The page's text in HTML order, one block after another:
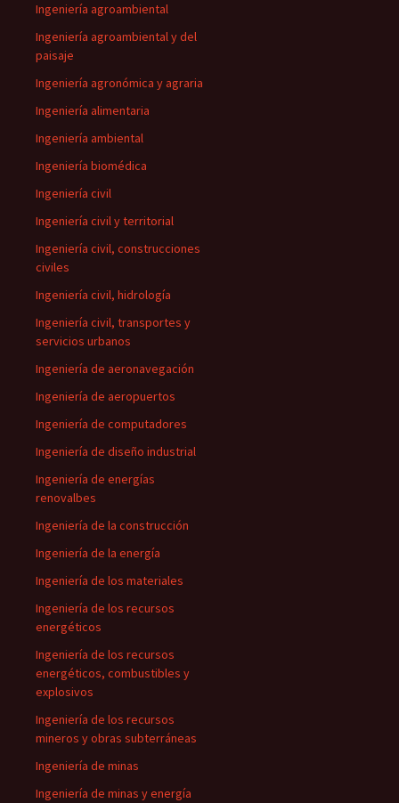
Ingeniería agroambiental
Ingeniería agroambiental y del
paisaje
Ingeniería agronómica y agraria
Ingeniería alimentaria
Ingeniería ambiental
Ingeniería biomédica
Ingeniería civil
Ingeniería civil y territorial
Ingeniería civil, construcciones
civiles
Ingeniería civil, hidrología
Ingeniería civil, transportes y
servicios urbanos
Ingeniería de aeronavegación
Ingeniería de aeropuertos
Ingeniería de computadores
Ingeniería de diseño industrial
Ingeniería de energías
renovalbes
Ingeniería de la construcción
Ingeniería de la energía
Ingeniería de los materiales
Ingeniería de los recursos
energéticos
Ingeniería de los recursos
energéticos, combustibles y
explosivos
Ingeniería de los recursos
mineros y obras subterráneas
Ingeniería de minas
Ingeniería de minas y energía